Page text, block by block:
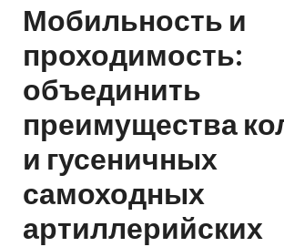
Мобильность и
проходимость:
объединить
преимущества
и гусеничных
самоходных
артиллерийских